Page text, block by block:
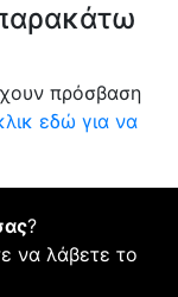
πρόσβαση
εδώ για να
?
να λάβετε το